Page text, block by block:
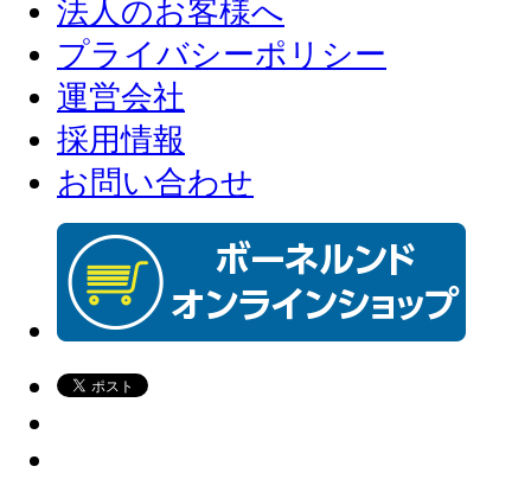
法人のお客様へ
プライバシーポリシー
運営会社
採用情報
お問い合わせ